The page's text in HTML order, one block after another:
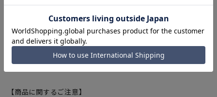
■こちらの商品はご購入時またはご購入後の裾上げが必要な商
品となります。裾上げテープは当サイトでご購入いただけま
す。
SUSOTAPE010
※こちらの商品は在庫切れの場合がございます。
【商品に関するご注意】